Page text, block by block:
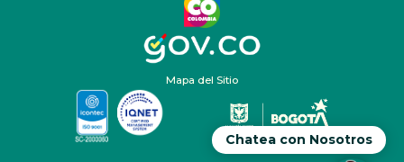
Chatea con Nosotros
Mapa del Sitio